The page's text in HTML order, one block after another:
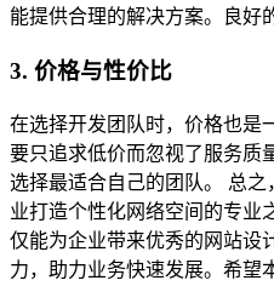
能提供合理的解决方案。良好
3. 价格与性价比
在选择开发团队时，价格也是
要只追求低价而忽视了服务质
选择最适合自己的团队。 总
业打造个性化网络空间的专业
仅能为企业带来优秀的网站设
力，助力业务快速发展。希望